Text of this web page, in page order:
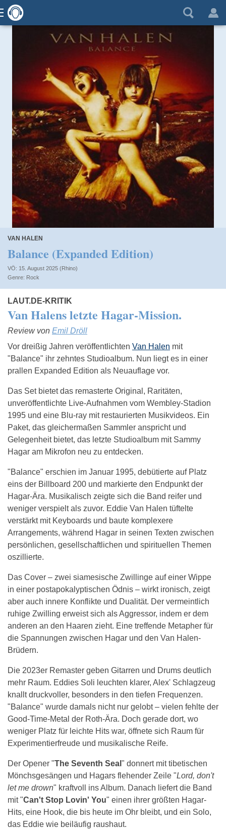
VAN HALEN
Balance (Expanded Edition)
VÖ: 15. August 2025 (Rhino)
Rock
LAUT.DE-KRITIK
Van Halens letzte Hagar-Mission.
Review von Emil Dröll
Vor dreißig Jahren veröffentlichten Van Halen mit
"Balance" ihr zehntes Studioalbum. Nun liegt es in einer
prallen Expanded Edition als Neuauflage vor.
Das Set bietet das remasterte Original, Raritäten,
unveröffentlichte Live-Aufnahmen vom Wembley-Stadion
1995 und eine Blu-ray mit restaurierten Musikvideos. Ein
Paket, das gleichermaßen Sammler anspricht und
Gelegenheit bietet, das letzte Studioalbum mit Sammy
Hagar am Mikrofon neu zu entdecken.
"Balance" erschien im Januar 1995, debütierte auf Platz
eins der Billboard 200 und markierte den Endpunkt der
Hagar-Ära. Musikalisch zeigte sich die Band reifer und
weniger verspielt als zuvor. Eddie Van Halen tüftelte
verstärkt mit Keyboards und baute komplexere
Arrangements, während Hagar in seinen Texten zwischen
persönlichen, gesellschaftlichen und spirituellen Themen
oszillierte.
Das Cover – zwei siamesische Zwillinge auf einer Wippe
in einer postapokalyptischen Ödnis – wirkt ironisch, zeigt
aber auch innere Konflikte und Dualität. Der vermeintlich
ruhige Zwilling erweist sich als Aggressor, indem er dem
anderen an den Haaren zieht. Eine treffende Metapher für
die Spannungen zwischen Hagar und den Van Halen-
Brüdern.
Die 2023er Remaster geben Gitarren und Drums deutlich
mehr Raum. Eddies Soli leuchten klarer, Alex' Schlagzeug
knallt druckvoller, besonders in den tiefen Frequenzen.
"Balance" wurde damals nicht nur gelobt – vielen fehlte der
Good-Time-Metal der Roth-Ära. Doch gerade dort, wo
weniger Platz für leichte Hits war, öffnete sich Raum für
Experimentierfreude und musikalische Reife.
Der Opener "The Seventh Seal " donnert mit tibetischen
Mönchsgesängen und Hagars flehender Zeile "Lord, don't
let me drown" kraftvoll ins Album. Danach liefert die Band
mit "Can't Stop Lovin' You" einen ihrer größten Hagar-
Hits, eine Hook, die bis heute im Ohr bleibt, und ein Solo,
das Eddie wie beiläufig raushaut.